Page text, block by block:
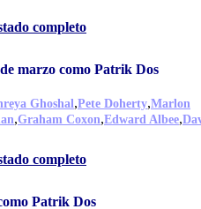
completo
marzo como Patrik Dos
Ghoshal,Pete Doherty,Marlon
,Graham Coxon,Edward Albee,
completo
Patrik Dos